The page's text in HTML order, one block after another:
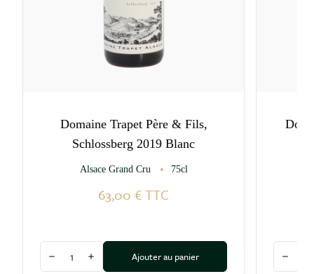
Domaine Trapet Père & Fils,
Schlossberg 2019 Blanc
Alsace Grand Cru 75cl
63,00 €TTC
Diminuer la quantité
Augmenter la quantité
Ajouter au panier